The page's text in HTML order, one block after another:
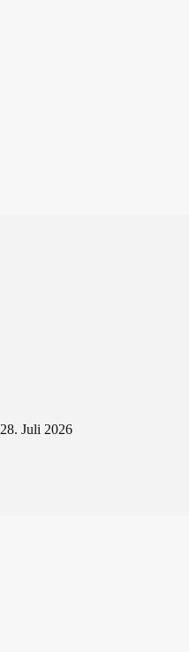
28. Juli 2026